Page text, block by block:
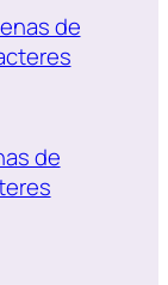
de
de